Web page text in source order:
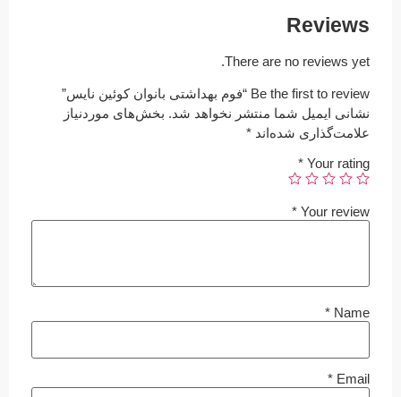
Reviews
There are no reviews yet.
Be the first to review “فوم بهداشتی بانوان کوئین نایس”
نشانی ایمیل شما منتشر نخواهد شد. بخش‌های موردنیاز
علامت‌گذاری شده‌اند *
Your rating
*
Your review
*
Name
*
Email
*